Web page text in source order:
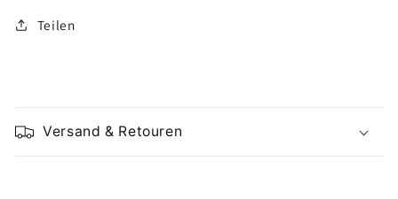
Teilen
n
Versand & Retouren